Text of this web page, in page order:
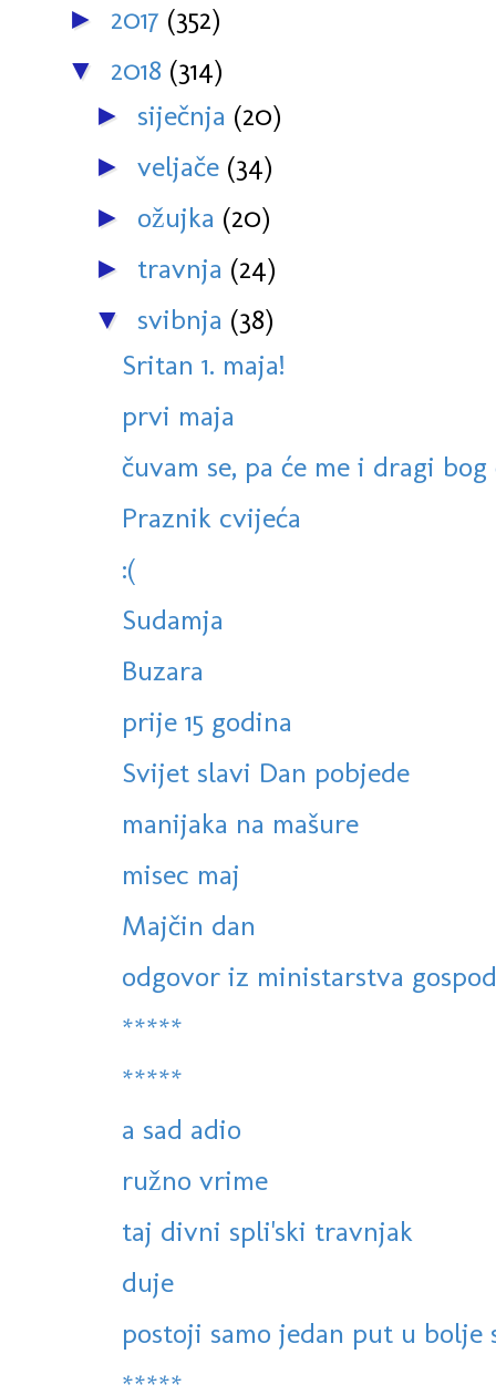
► 2017 (352)
▼ 2018 (314)
► siječnja (20)
► veljače (34)
► ožujka (20)
► travnja (24)
▼ svibnja (38)
Sritan 1. maja!
prvi maja
čuvam se, pa će me i dragi bog
Praznik cvijeća
:(
Sudamja
Buzara
prije 15 godina
Svijet slavi Dan pobjede
manijaka na mašure
misec maj
Majčin dan
odgovor iz ministarstva
*****
*****
a sad adio
ružno vrime
taj divni spli'ski travnjak
duje
postoji samo jedan put u bolje
*****